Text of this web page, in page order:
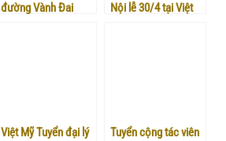
đường Vành Đai
Nội lễ 30/4 tại Việt
Việt Mỹ Tuyển đại lý
Tuyển cộng tác viên